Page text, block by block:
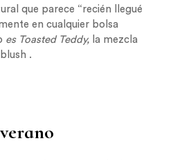
que parece “recién llegué
en cualquier bolsa
es Toasted Teddy, la mezcla
.